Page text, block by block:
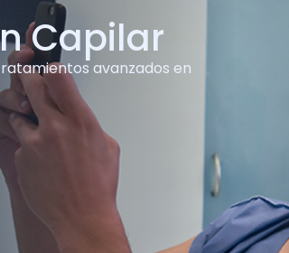
Capilar
avanzados en